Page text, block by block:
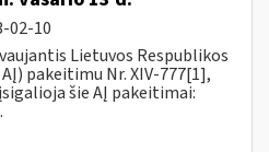
02-10
Lietuvos Respublikos
pakeitimu Nr. XIV-777[1],
šie AĮ pakeitimai: